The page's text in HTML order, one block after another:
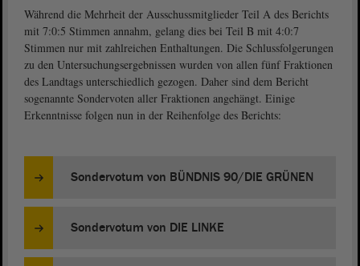
Während die Mehrheit der Ausschussmitglieder Teil A des Berichts
mit 7:0:5 Stimmen annahm, gelang dies bei Teil B mit 4:0:7
Stimmen nur mit zahlreichen Enthaltungen. Die Schlussfolgerungen
zu den Untersuchungsergebnissen wurden von allen fünf Fraktionen
des Landtags unterschiedlich gezogen. Daher sind dem Bericht
sogenannte Sondervoten aller Fraktionen angehängt. Einige
Erkenntnisse folgen nun in der Reihenfolge des Berichts:
Sondervotum von BÜNDNIS 90/DIE GRÜNEN
Sondervotum von DIE LINKE